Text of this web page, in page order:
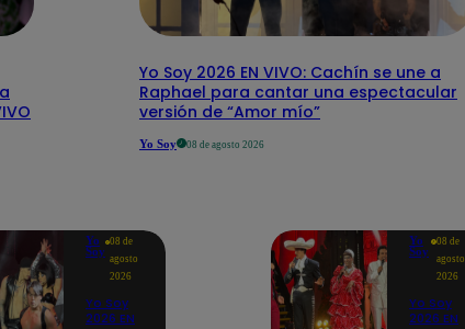
Yo Soy 2026 EN VIVO: Cachín se une a
Raphael para cantar una espectacular
versión de “Amor mío”
Yo Soy 08 de agosto 2026
Yo
Soy
08 de
agosto
2026
Yo Soy
2026 EN
Yo
Soy
08 de
agosto
2026
Yo Soy
2026 EN